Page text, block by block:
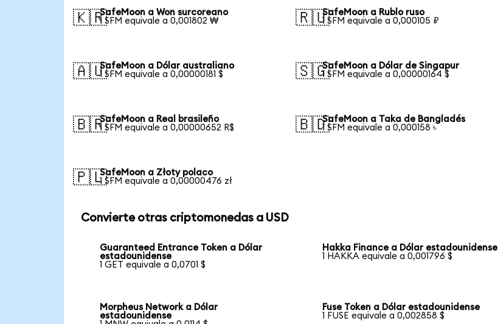
🇰🇷SafeMoon a Won surcoreano
1 SFM equivale a 0,001802 ₩
🇷🇺SafeMoon a Rublo ruso
1 SFM equivale a 0,000105 ₽
🇦🇺SafeMoon a Dólar australiano
1 SFM equivale a 0,00000181 $
🇸🇬SafeMoon a Dólar de Singapur
1 SFM equivale a 0,00000164 $
🇧🇷SafeMoon a Real brasileño
1 SFM equivale a 0,00000652 R$
🇧🇩SafeMoon a Taka de Bangladés
1 SFM equivale a 0,000158 ৳
🇵🇱SafeMoon a Złoty polaco
1 SFM equivale a 0,00000476 zł
Convierte otras criptomonedas a USD
Guaranteed Entrance Token a Dólar
estadounidense
1 GET equivale a 0,0701 $
Hakka Finance a Dólar estadounidense
1 HAKKA equivale a 0,001796 $
Morpheus Network a Dólar
estadounidense
Fuse Token a Dólar estadounidense
1 FUSE equivale a 0,002858 $